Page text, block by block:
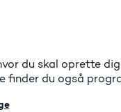
du skal oprette
finder du også